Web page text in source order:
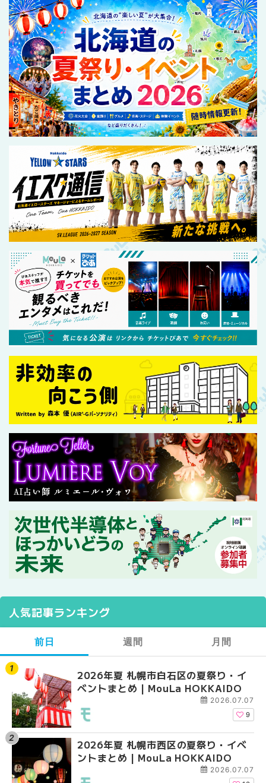
人気記事ランキング
前日
2026年夏 札幌市白石区の夏祭り・イ
ベントまとめ | MouLa HOKKAIDO
2026.07.07
9
2026年夏 札幌市西区の夏祭り・イベ
ントまとめ | MouLa HOKKAIDO
2026.07.07
週間
2026年夏 札幌市西区
ントまとめ | MouLa
【2026年最新】札幌
ガーデン｜オープン日
大通公園から穴場テ
月間
【2026年最新】札幌
ガーデン｜オープン日
大通公園から穴場テ
2026年夏 札幌市北区
ントまとめ | MouLa